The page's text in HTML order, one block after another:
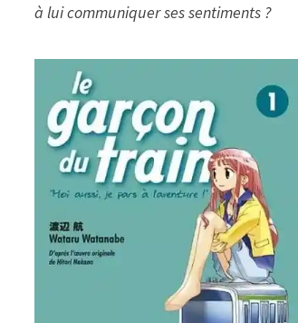
à lui communiquer ses sentiments ?